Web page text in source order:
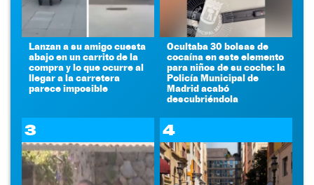
Lanzan a su amigo cuesta
abajo en un carrito de la
compra y lo que ocurre al
llegar a la carretera
parece imposible
Ocultaba 30 bolsas de
cocaína en este elemento
para niños de su coche: la
Policía Municipal de
Madrid acabó
descubriéndola
3 4